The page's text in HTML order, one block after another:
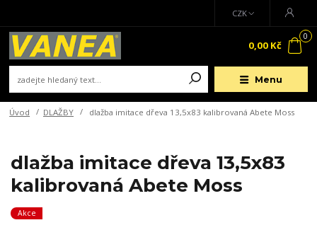
Menu
CZK
0
0,00 Kč
Úvod DLAŽBY dlažba imitace dřeva 13,5x83 kalibrovaná Abete Moss
dlažba imitace dřeva 13,5x83
kalibrovaná Abete Moss
Akce